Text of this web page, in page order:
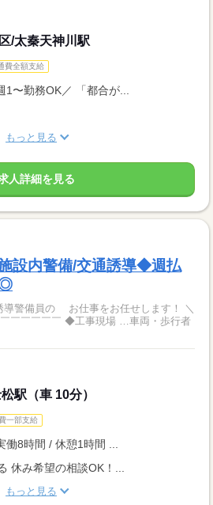
/太秦天神川駅
費全額支給
〜勤務OK／ 「都合が...
もっと見る
人詳細を見る
設内警備/交通誘導◆週払
◎
警備員の お仕事をお任せします！ ＼
￣￣￣￣￣ ◆工事現場 …車両・歩行者
駅（車 10分）
一部支給
8時間 / 休憩1時間 ...
休み希望の相談OK！...
もっと見る